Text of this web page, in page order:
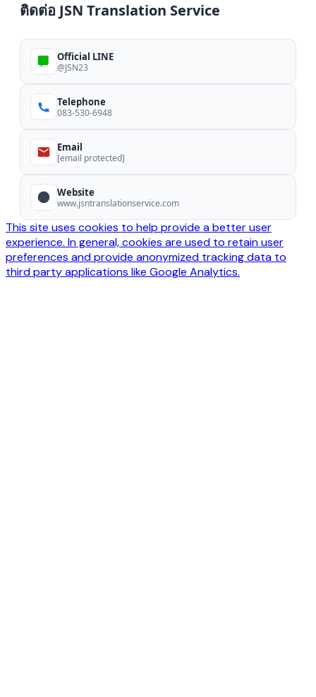
ติดต่อ JSN Translation Service
Official LINE
@JSN23
Telephone
083-530-6948
Email
[email protected]
Website
www.jsntranslationservice.com
This site uses cookies to help provide a better user
experience. In general, cookies are used to retain user
preferences and provide anonymized tracking data to
third party applications like Google Analytics.